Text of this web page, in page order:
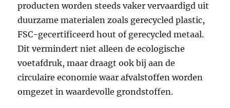
producten worden steeds vaker vervaardigd uit
duurzame materialen zoals gerecycled plastic,
FSC-gecertificeerd hout of gerecycled metaal.
Dit vermindert niet alleen de ecologische
voetafdruk, maar draagt ook bij aan de
circulaire economie waar afvalstoffen worden
omgezet in waardevolle grondstoffen.